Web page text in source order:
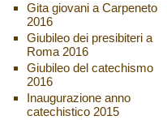
Gita giovani a Carpeneto
2016
Giubileo dei presibiteri a
Roma 2016
Giubileo del catechismo
2016
Inaugurazione anno
catechistico 2015